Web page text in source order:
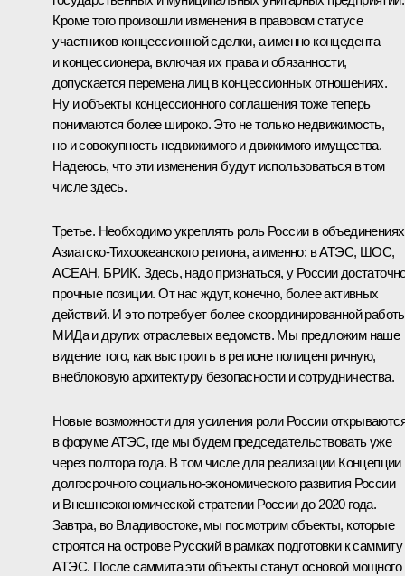
Кроме того произошли изменения в правовом статусе
участников концессионной сделки, а именно концедента
и концессионера, включая их права и обязанности,
допускается перемена лиц в концессионных отношениях.
Ну и объекты концессионного соглашения тоже теперь
понимаются более широко. Это не только недвижимость,
но и совокупность недвижимого и движимого имущества.
Надеюсь, что эти изменения будут использоваться в том
числе здесь.
Третье. Необходимо укреплять роль России в объединениях
Азиатско-Тихоокеанского региона, а именно: в АТЭС, ШОС,
АСЕАН, БРИК. Здесь, надо признаться, у России
прочные позиции. От нас ждут, конечно, более активных
действий. И это потребует более скоординированной
МИДа и других отраслевых ведомств. Мы предложим наше
видение того, как выстроить в регионе полицентричную,
внеблоковую архитектуру безопасности и сотрудничества.
Новые возможности для усиления роли России
в форуме АТЭС, где мы будем председательствовать уже
через полтора года. В том числе для реализации Концепции
долгосрочного социально-экономического развития России
и Внешнеэкономической стратегии России до 2020 года.
Завтра, во Владивостоке, мы посмотрим объекты, которые
строятся на острове Русский в рамках подготовки к саммиту
АТЭС. После саммита эти объекты станут основой мощного